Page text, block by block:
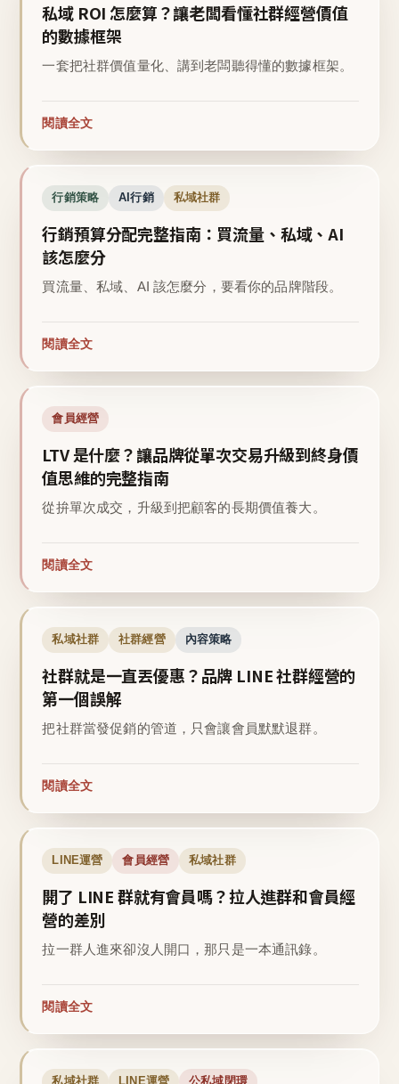
私域 ROI 怎麼算？讓老闆看懂社群經營價值
的數據框架
一套把社群價值量化、講到老闆聽得懂的數據框架。
閱讀全文
行銷策略 AI行銷 私域社群
行銷預算分配完整指南：買流量、私域、AI
該怎麼分
買流量、私域、AI 該怎麼分，要看你的品牌階段。
閱讀全文
會員經營
LTV 是什麼？讓品牌從單次交易升級到終身價
值思維的完整指南
從拚單次成交，升級到把顧客的長期價值養大。
閱讀全文
私域社群 社群經營 內容策略
社群就是一直丟優惠？品牌 LINE 社群經營的
第一個誤解
把社群當發促銷的管道，只會讓會員默默退群。
閱讀全文
LINE運營 會員經營 私域社群
開了 LINE 群就有會員嗎？拉人進群和會員經
營的差別
拉一群人進來卻沒人開口，那只是一本通訊錄。
閱讀全文